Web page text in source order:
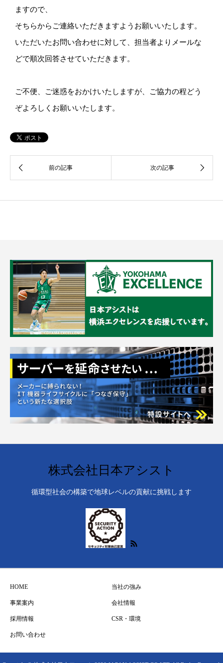
ますので、
そちらからご連絡いただきますようお願いいたします。
いただいたお問い合わせに対して、担当者よりメールな
どで順次回答させていただきます。
ご不便、ご迷惑をおかけいたしますが、ご協力の程どう
ぞよろしくお願いいたします。
株式会社日本アシスト
循環型社会の構築で地球レベルの貢献に挑戦します
HOME 当社の強み
事業案内 会社情報
採用情報 CSR・環境
お問い合わせ